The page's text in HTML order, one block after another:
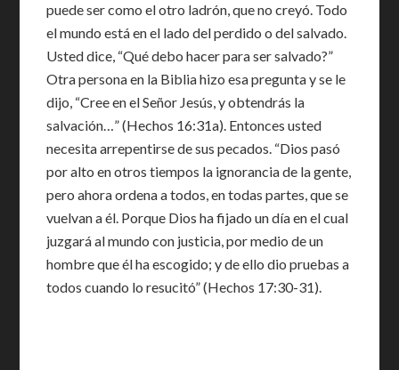
puede ser como el otro ladrón, que no creyó. Todo
el mundo está en el lado del perdido o del salvado.
Usted dice, “Qué debo hacer para ser salvado?”
Otra persona en la Biblia hizo esa pregunta y se le
dijo, “Cree en el Señor Jesús, y obtendrás la
salvación…” (Hechos 16:31a). Entonces usted
necesita arrepentirse de sus pecados. “Dios pasó
por alto en otros tiempos la ignorancia de la gente,
pero ahora ordena a todos, en todas partes, que se
vuelvan a él. Porque Dios ha fijado un día en el cual
juzgará al mundo con justicia, por medio de un
hombre que él ha escogido; y de ello dio pruebas a
todos cuando lo resucitó” (Hechos 17:30-31).